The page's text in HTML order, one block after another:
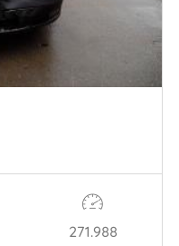
271.988